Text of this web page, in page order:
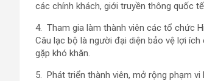
các chính khách, giới truyền thông quốc
4. Tham gia làm thành viên các tổ chức
Câu lạc bộ là người đại diện bảo vệ lợi
gặp khó khăn.
5. Phát triển thành viên, mở rộng phạm